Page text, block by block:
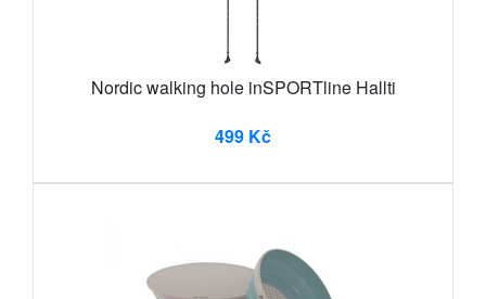
Nordic walking hole inSPORTline Hallti
499 Kč